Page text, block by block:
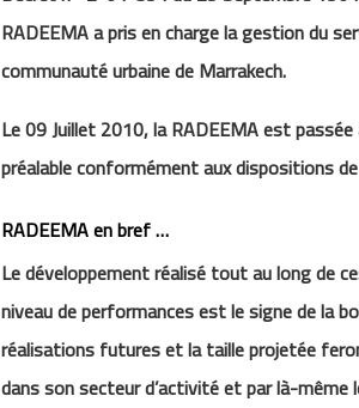
RADEEMA a pris en charge la gestion du
communauté urbaine de Marrakech.
Le 09 Juillet 2010, la RADEEMA est
préalable conformément aux dispositions
RADEEMA en bref …
Le développement réalisé tout au long de
niveau de performances est le signe de la
réalisations futures et la taille projetée
dans son secteur d’activité et par là-même